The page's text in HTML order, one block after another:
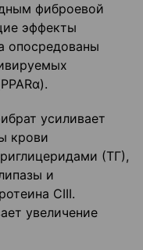
фиброевой
эффекты
опосредованы
усиливает
крови
(ТГ),
и
СIII.
увеличение